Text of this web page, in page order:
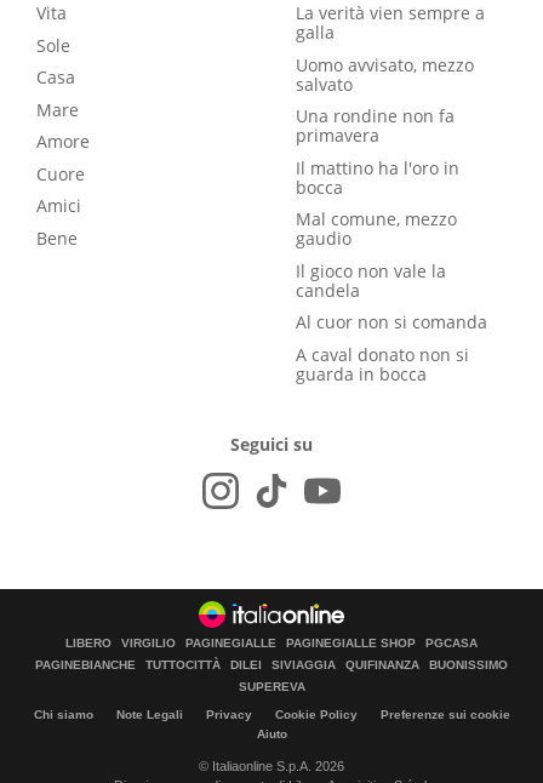
Vita
Sole
Casa
Mare
Amore
Cuore
Amici
Bene
La verità vien sempre a
galla
Uomo avvisato, mezzo
salvato
Una rondine non fa
primavera
Il mattino ha l'oro in
bocca
Mal comune, mezzo
gaudio
Il gioco non vale la
candela
Al cuor non si comanda
A caval donato non si
guarda in bocca
Seguici su
LIBERO VIRGILIO PAGINEGIALLE PAGINEGIALLE SHOP
PGCASA
PAGINEBIANCHE
TUTTOCITTÀ DILEI SIVIAGGIA QUIFINANZA
BUONISSIMO
SUPEREVA
Chi siamo Note Legali Privacy Cookie Policy
Preferenze sui cookie
Aiuto
© Italiaonline S.p.A. 2026